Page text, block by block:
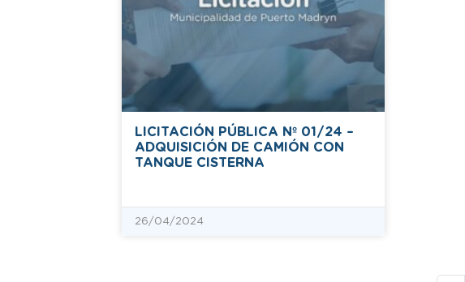
LICITACIÓN PÚBLICA Nº 01/24 –
ADQUISICIÓN DE CAMIÓN CON
TANQUE CISTERNA
26/04/2024